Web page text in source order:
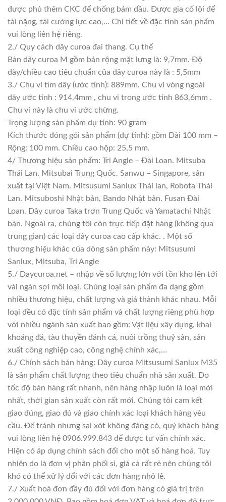
được phủ thêm CKC để chống bám dầu. Được gia cố lõi để
tải nặng, tải cường lực cao,… Chi tiết về đặc tính sản phẩm
vui lòng liên hệ riêng.
2./ Quy cách dây curoa đai thang. Cụ thể
Bản dây curoa M gồm bản rộng mặt lưng là: 9,7mm. Độ
dày/chiều cao tiêu chuẩn của dây curoa này là : 5,5mm
3./ Chu vi tim dây (ước tính): 889mm. Chu vi vòng ngoài
dây ước tính : 914,4mm , chu vi trong ước tính 863,6mm .
Chu vi này là chu vi ước chừng.
Trọng lượng sản phẩm dự tính: 90 gram
Kích thước đóng gói sản phẩm (dự tính): gồm Dài 100 mm –
Rộng: 100 mm. Chiều cao hộp: 25,5 mm.
4/ Thương hiệu sản phẩm: Tri Angle – Đài Loan. Mitsuba
Thái Lan. Mitsubai Trung Quốc. Sanwu – Singapore, sản
xuất tại Việt Nam. Mitsusumi Sanlux Thái lan, Robota Thái
Lan. Mitsuboshi Nhật bản, Bando Nhật bản. Fusan Đài
Loan. Dây curoa Taka trơn Trung Quốc và Yamatachi Nhật
bản. Ngoài ra, chúng tôi còn trực tiếp đặt hàng (không qua
trung gian) các loại dây curoa cao cấp khác. . Một số
thương hiệu khác của dòng sản phẩm này: Mitsusumi
Sanlux, Mitsuba, Tri Angle
5./ Daycuroa.net – nhập về số lượng lớn với tồn kho lên tới
vài ngàn sợi mỗi loại. Chủng loại sản phẩm đa dạng gồm
nhiều thương hiệu, chất lượng và giá thành khác nhau. Mỗi
loại đều có đặc tính sản phẩm và chất lượng riêng phù hợp
với nhiều ngành sản xuất bao gồm: Vật liệu xây dựng, khai
khoáng đá, tàu thuyền đánh cá, nuôi trồng thuỷ sản, sản
xuất công nghiệp cao, công nghệ chính xác,…
6./ Chính sách bán hàng: Dây curoa Mitsusumi Sanlux M35
là sản phẩm chất lượng theo tiêu chuẩn nhà sản xuất. Do
tốc độ bán hàng rất nhanh, nên hàng nhập luôn là loại mới
nhất, thời gian sản xuất còn rất mới. Chúng tôi cam kết
giao đúng, giao đủ và giao chính xác loại khách hàng yêu
cầu. Để tránh nhưng sai xót không đáng có, quý khách hàng
vui lòng liên hệ 0906.999.843 để được tư vấn chính xác.
Hiện có áp dụng chính sách đổi cho một số hàng hoá. Tuy
nhiên do là đơn vị phân phối sỉ, giá cả rất rẻ nên chúng tôi
khó có thể xử lý đổi với các đơn hàng nhỏ lẻ.
7./ Xuất hoá đơn đầy đủ đối với đơn hàng có giá trị trên